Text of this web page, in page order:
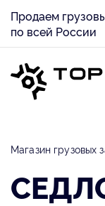
Продаем
по всей России
Магазин грузовых